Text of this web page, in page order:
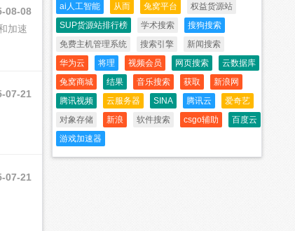
08-08
加速
07-21
07-21
ai人工智能
从而 兔窝平台
权益货源站
SUP货源站排行榜
学术搜索
搜狗搜索
免费主机管理系统
搜索引擎
新闻搜索
华为云
将理 视频会员 网页搜索
云数据库
兔窝商城
结果 音乐搜索 获取
新浪网
腾讯视频
云服务器 SINA 腾讯云
爱奇艺
对象存储
新浪 软件搜索 csgo辅助
百度云
游戏加速器